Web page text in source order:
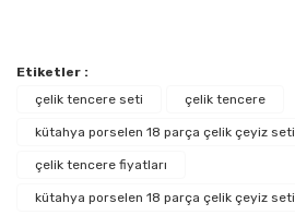
Etiketler :
çelik tencere seti
çelik tencere
kütahya porselen 18 parça çelik çeyiz seti
çelik tencere fiyatları
kütahya porselen 18 parça çelik çeyiz seti